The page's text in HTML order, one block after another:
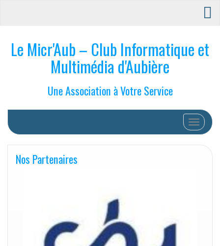
Le Micr'Aub – Club Informatique et
Multimédia d'Aubière
Une Association à Votre Service
Afficher/
Nos Partenaires